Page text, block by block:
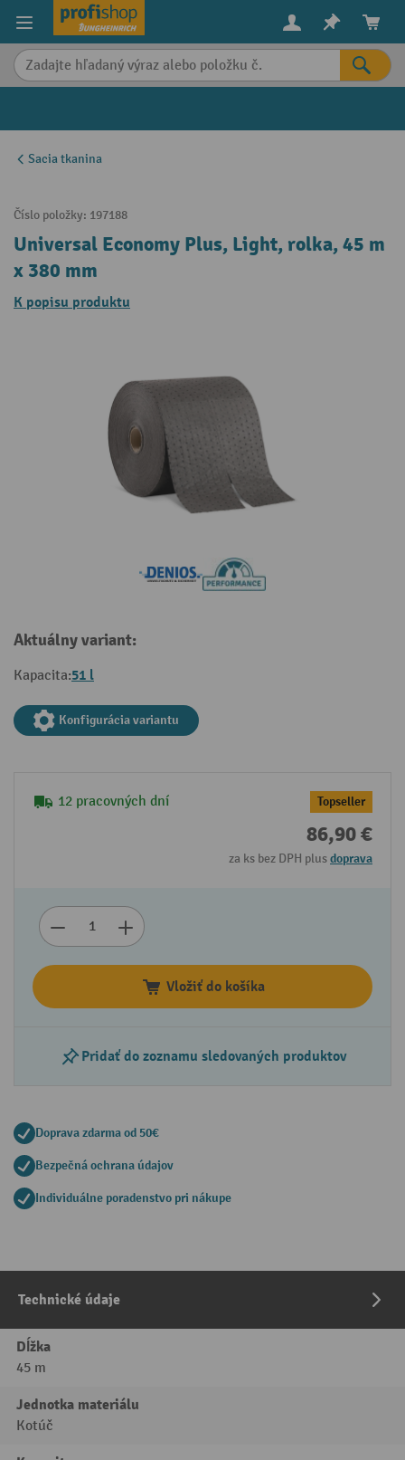
content
Sacia tkanina
Číslo položky: 197188
Universal Economy Plus, Light, rolka, 45 m
x 380 mm
K popisu produktu
Aktuálny variant:
Kapacita:51 l
Konfigurácia variantu
12 pracovných dní Topseller
86,90 €
za ks bez DPH plusdoprava
Vložiť do košíka
Pridať do zoznamu sledovaných produktov
Doprava zdarma od 50€
Bezpečná ochrana údajov
Individuálne poradenstvo pri nákupe
Technické údaje
Dĺžka
45 m
Jednotka materiálu
Kotúč